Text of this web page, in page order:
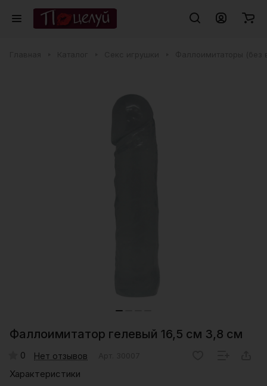
Фаллоимитатор гелевый 16,5 см 3,8 см
0 Нет отзывов
Характеристики